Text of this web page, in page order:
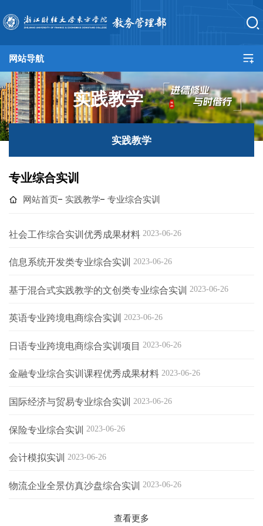
网站导航
网站首页
教务总览
实践教学
实践教学
实践教学
专业综合实训
网站首页 实践教学 专业综合实训
社会工作综合实训优秀成果材料 2023-06-26
信息系统开发类专业综合实训 2023-06-26
基于混合式实践教学的文创类专业综合实训 2023-06-26
英语专业跨境电商综合实训 2023-06-26
日语专业跨境电商综合实训项目 2023-06-26
金融专业综合实训课程优秀成果材料 2023-06-26
国际经济与贸易专业综合实训 2023-06-26
保险专业综合实训 2023-06-26
会计模拟实训 2023-06-26
物流企业全景仿真沙盘综合实训 2023-06-26
查看更多